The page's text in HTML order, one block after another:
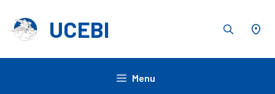
contenuto
UCEBI
Menu